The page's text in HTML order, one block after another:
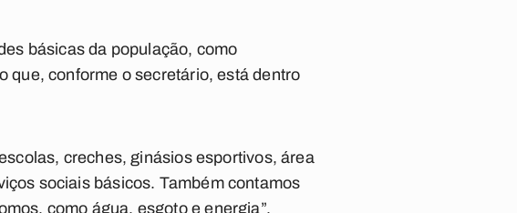
básicas da população, como
que, conforme o secretário, está dentro
creches, ginásios esportivos, área
sociais básicos. Também contamos
como água, esgoto e energia”,